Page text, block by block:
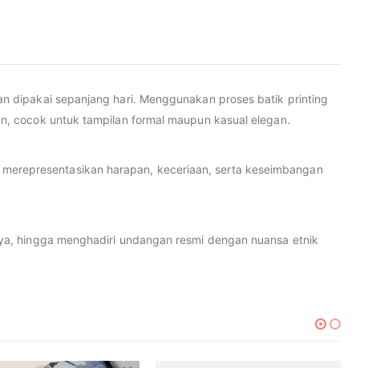
dipakai sepanjang hari. Menggunakan proses batik printing
cocok untuk tampilan formal maupun kasual elegan.
harapan, keceriaan, serta keseimbangan
hingga menghadiri undangan resmi dengan nuansa etnik